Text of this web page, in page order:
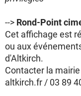
--> Rond-Point
Cet affichage est
ou aux
d'Altkirch.
Contacter la
altkirch.fr / 03 89